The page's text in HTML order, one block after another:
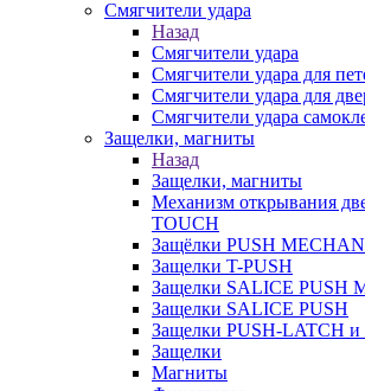
Смягчители удара
Назад
Смягчители удара
Смягчители удара для
Смягчители удара для
Cмягчители удара
Защелки, магниты
Назад
Защелки, магниты
Механизм открывания
TOUCH
Защёлки PUSH
Защелки T-PUSH
Защелки SALICE PUSH
Защелки SALICE PUSH
Защелки PUSH-LATCH и
Защелки
Магниты